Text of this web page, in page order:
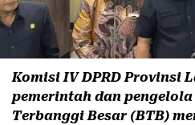
Komisi IV DPRD Provinsi
pemerintah dan
Terbanggi Besar (BTB)